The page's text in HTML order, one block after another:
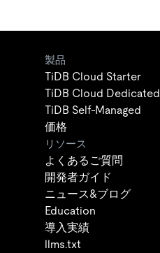
製品
TiDB Cloud Starter
TiDB Cloud Dedicated
TiDB Self-Managed
価格
リソース
よくあるご質問
開発者ガイド
ニュース&ブログ
Education
導入実績
llms.txt